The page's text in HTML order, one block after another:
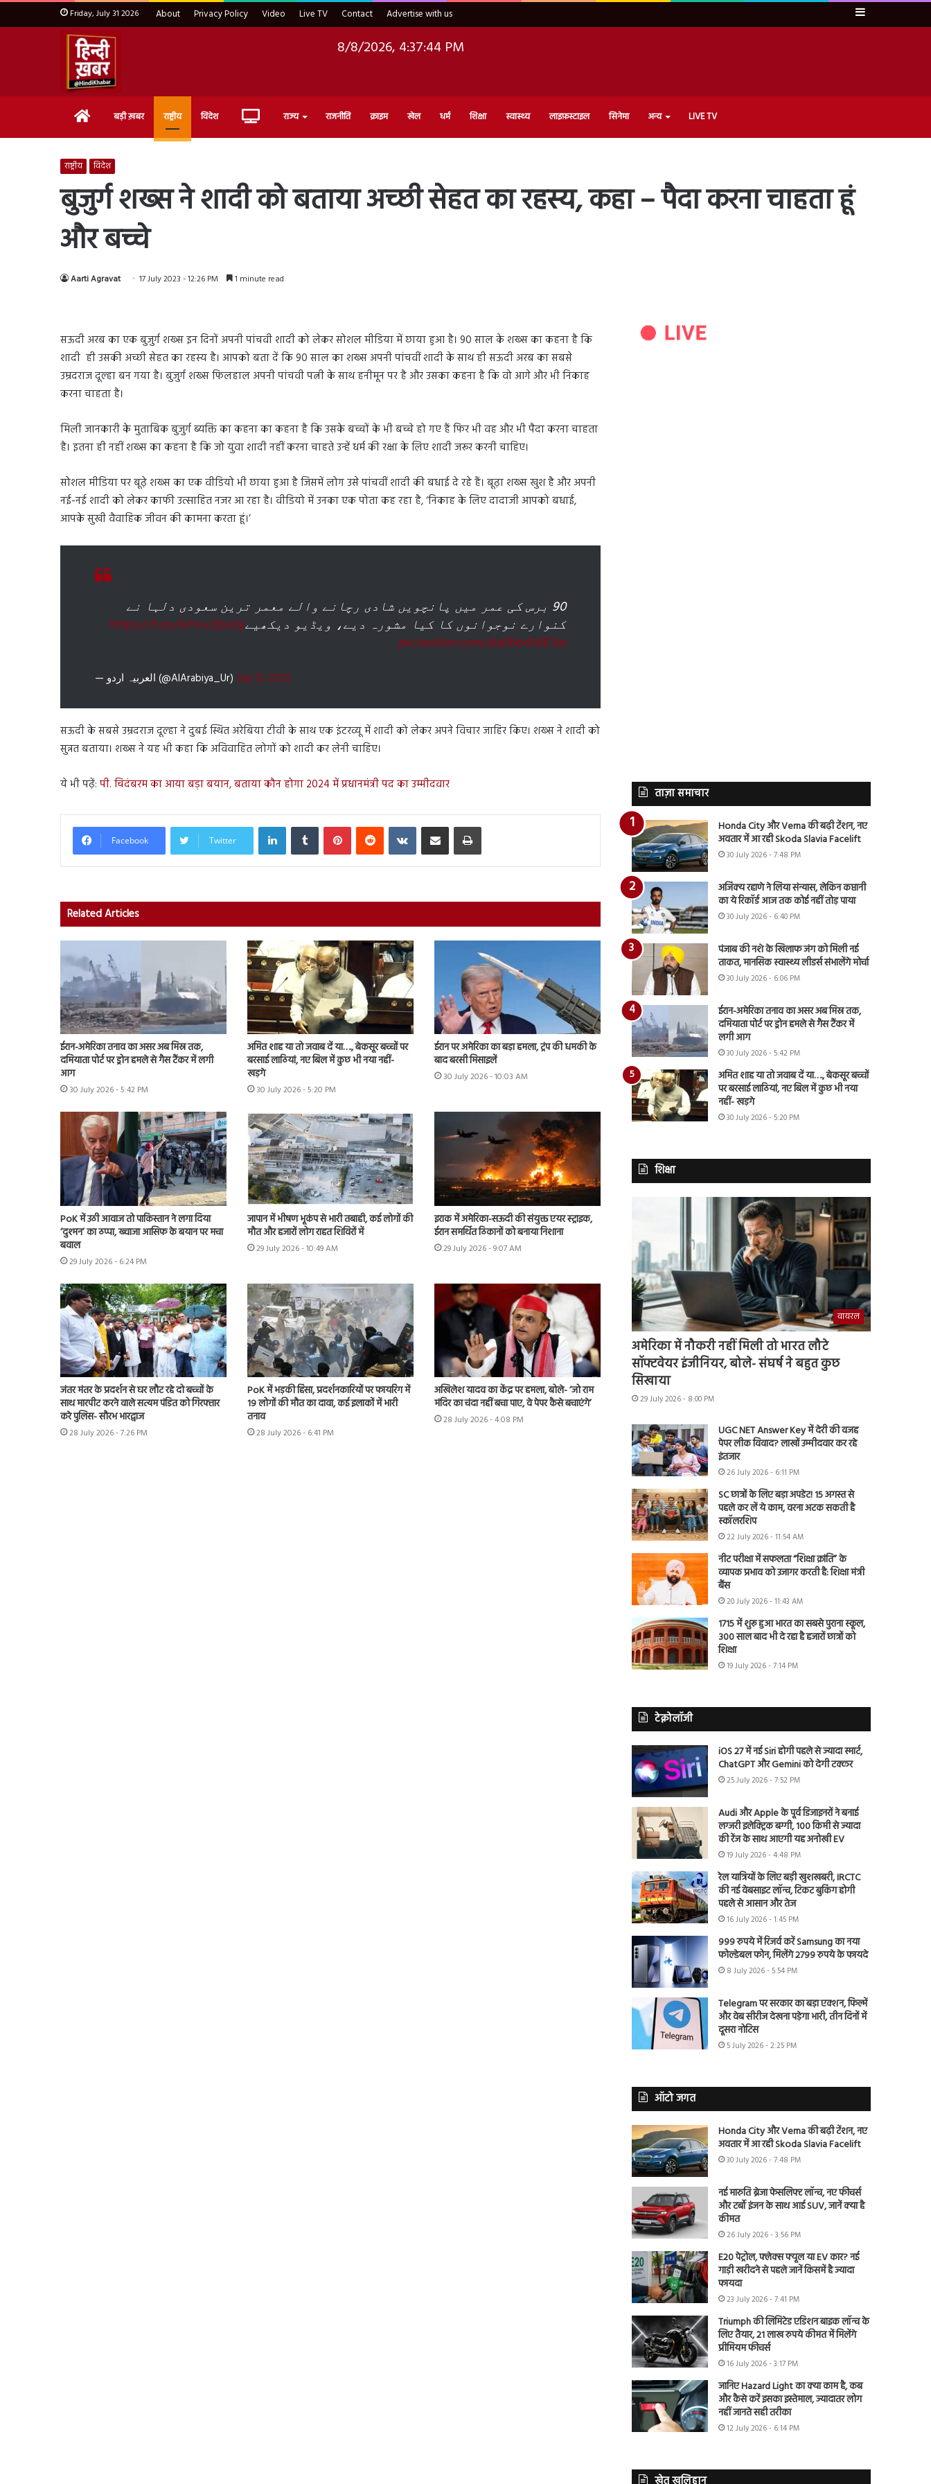
Friday, July 31 2026 About Privacy Policy Video Live TV Contact Advertise with us Sidebar
8/8/2026, 4:37:45 PM
Home बड़ी ख़बर राष्ट्रीय विदेश Live राज्य राजनीति क्राइम खेल धर्म शिक्षा स्वास्थ्य लाइफ़स्टाइल सिनेमा अन्य LIVE TV
राष्ट्रीय विदेश
बुजुर्ग शख्स ने शादी को बताया अच्छी सेहत का रहस्य, कहा – पैदा करना चाहता हूं
और बच्चे
Aarti Agravat 17 July 2023 - 12:26 PM 1 minute read
सऊदी अरब का एक बुजुर्ग शख्स इन दिनों अपनी पांचवी शादी को लेकर सोशल मीडिया में छाया हुआ है। 90 साल के शख्स का कहना है कि
शादी ही उसकी अच्छी सेहत का रहस्य है। आपको बता दें कि 90 साल का शख्स अपनी पांचवीं शादी के साथ ही सऊदी अरब का सबसे
उम्रदराज दूल्हा बन गया है। बुजुर्ग शख्स फिलहाल अपनी पांचवी पत्नी के साथ हनीमून पर है और उसका कहना है कि वो आगे और भी निकाह
करना चाहता है।
मिली जानकारी के मुताबिक बुजुर्ग ब्यक्ति का कहना का कहना है कि उसके बच्चों के भी बच्चे हो गए हैं फिर भी वह और भी पैदा करना चाहता
है। इतना ही नहीं शख्स का कहना है कि जो युवा शादी नहीं करना चाहते उन्हें धर्म की रक्षा के लिए शादी जरूर करनी चाहिए।
सोशल मीडिया पर बूढ़े शख्स का एक वीडियो भी छाया हुआ है जिसमें लोग उसे पांचवीं शादी की बधाई दे रहे हैं। बूढ़ा शख्स खुश है और अपनी
नई-नई शादी को लेकर काफी उत्साहित नजर आ रहा है। वीडियो में उनका एक पोता कह रहा है, ‘निकाह के लिए दादाजी आपको बधाई,
आपके सुखी वैवाहिक जीवन की कामना करता हूं।’
90 برس کی عمر میں پانچویں شادی رچانے والے معمر ترین سعودی دلہا نے
کنوارے نوجوانوں کا کیا مشورہ دیے، ویڈیو دیکھیےhttps://t.co/laYvvZpxUy
pic.twitter.com/da0hb4WE3w
— العربیہ اردو (@AlArabiya_Ur) July 13, 2023
सऊदी के सबसे उम्रदराज दूल्हा ने दुबई स्थित अरेबिया टीवी के साथ एक इंटरव्यू में शादी को लेकर अपने विचार जाहिर किए। शख्स ने शादी को
सुन्नत बताया। शख्स ने यह भी कहा कि अविवाहित लोगों को शादी कर लेनी चाहिए।
ये भी पढ़ें: पी. चिदंबरम का आया बड़ा बयान, बताया कौन होगा 2024 में प्रधानमंत्री पद का उम्मीदवार
Facebook Twitter
LinkedInTumblr PinterestReddit VKontakteShare via Email Print
Related Articles
ईरान-अमेरिका तनाव का असर अब मिस्र तक,
दमियाता पोर्ट पर ड्रोन हमले से गैस टैंकर में लगी
आग
30 July 2026 - 5:42 PM
अमित शाह या तो जवाब दें या…., बेकसूर बच्चों पर
बरसाई लाठियां, नए बिल में कुछ भी नया नहीं-
खड़गे
30 July 2026 - 5:20 PM
ईरान पर अमेरिका का बड़ा हमला, ट्रंप की धमकी के
बाद बरसी मिसाइलें
30 July 2026 - 10:03 AM
PoK में उठी आवाज तो पाकिस्तान ने लगा दिया
‘दुश्मन’ का ठप्पा, ख्वाजा आसिफ के बयान पर मचा
बवाल
29 July 2026 - 6:24 PM
जापान में भीषण भूकंप से भारी तबाही, कई लोगों की
मौत और हजारों लोग राहत शिविरों में
29 July 2026 - 10:49 AM
इराक में अमेरिका-सऊदी की संयुक्त एयर स्ट्राइक,
ईरान समर्थित ठिकानों को बनाया निशाना
29 July 2026 - 9:07 AM
जंतर मंतर के प्रदर्शन से घर लौट रहे दो बच्चों के
साथ मारपीट करने वाले सत्यम पंडित को गिरफ्तार
करे पुलिस- सौरभ भारद्वाज
28 July 2026 - 7:26 PM
PoK में भड़की हिंसा, प्रदर्शनकारियों पर फायरिंग में
19 लोगों की मौत का दावा, कई इलाकों में भारी
तनाव
28 July 2026 - 6:41 PM
अखिलेश यादव का केंद्र पर हमला, बोले- ‘जो राम
मंदिर का चंदा नहीं बचा पाए, वे पेपर कैसे बचाएंगे’
28 July 2026 - 4:08 PM
ताज़ा समाचार
Honda City और Verna की बढ़ी टेंशन, नए
अवतार में आ रही Skoda Slavia Facelift
30 July 2026 - 7:48 PM
अजिंक्य रहाणे ने लिया संन्यास, लेकिन कप्तानी
का ये रिकॉर्ड आज तक कोई नहीं तोड़ पाया
30 July 2026 - 6:40 PM
पंजाब की नशे के खिलाफ जंग को मिली नई
ताकत, मानसिक स्वास्थ्य लीडर्स संभालेंगे मोर्चा
30 July 2026 - 6:06 PM
ईरान-अमेरिका तनाव का असर अब मिस्र तक,
दमियाता पोर्ट पर ड्रोन हमले से गैस टैंकर में
लगी आग
30 July 2026 - 5:42 PM
अमित शाह या तो जवाब दें या…., बेकसूर बच्चों
पर बरसाई लाठियां, नए बिल में कुछ भी नया
नहीं- खड़गे
30 July 2026 - 5:20 PM
शिक्षा
वायरल
अमेरिका में नौकरी नहीं मिली तो भारत लौटे
सॉफ्टवेयर इंजीनियर, बोले- संघर्ष ने बहुत कुछ
सिखाया
29 July 2026 - 8:00 PM
UGC NET Answer Key में देरी की वजह
पेपर लीक विवाद? लाखों उम्मीदवार कर रहे
इंतजार
26 July 2026 - 6:11 PM
SC छात्रों के लिए बड़ा अपडेट! 15 अगस्त से
पहले कर लें ये काम, वरना अटक सकती है
स्कॉलरशिप
22 July 2026 - 11:54 AM
नीट परीक्षा में सफलता “शिक्षा क्रांति” के
व्यापक प्रभाव को उजागर करती है: शिक्षा मंत्री
बैंस
20 July 2026 - 11:43 AM
1715 में शुरू हुआ भारत का सबसे पुराना स्कूल,
300 साल बाद भी दे रहा है हजारों छात्रों को
शिक्षा
19 July 2026 - 7:14 PM
टेक्नोलॉजी
iOS 27 में नई Siri होगी पहले से ज्यादा स्मार्ट,
ChatGPT और Gemini को देगी टक्कर
25 July 2026 - 7:52 PM
Audi और Apple के पूर्व डिजाइनरों ने बनाई
लग्जरी इलेक्ट्रिक बग्गी, 100 किमी से ज्यादा
की रेंज के साथ आएगी यह अनोखी EV
19 July 2026 - 4:48 PM
रेल यात्रियों के लिए बड़ी खुशखबरी, IRCTC
की नई वेबसाइट लॉन्च, टिकट बुकिंग होगी
पहले से आसान और तेज
16 July 2026 - 1:45 PM
999 रुपये में रिजर्व करें Samsung का नया
फोल्डेबल फोन, मिलेंगे 2799 रुपये के फायदे
8 July 2026 - 5:54 PM
Telegram पर सरकार का बड़ा एक्शन, फिल्में
और वेब सीरीज देखना पड़ेगा भारी, तीन दिनों में
दूसरा नोटिस
5 July 2026 - 2:25 PM
ऑटो जगत
Honda City और Verna की बढ़ी टेंशन, नए
अवतार में आ रही Skoda Slavia Facelift
30 July 2026 - 7:48 PM
नई मारुति ब्रेजा फेसलिफ्ट लॉन्च, नए फीचर्स
और टर्बो इंजन के साथ आई SUV, जानें क्या है
कीमत
26 July 2026 - 3:56 PM
E20 पेट्रोल, फ्लेक्स फ्यूल या EV कार? नई
गाड़ी खरीदने से पहले जानें किसमें है ज्यादा
फायदा
23 July 2026 - 7:41 PM
Triumph की लिमिटेड एडिशन बाइक लॉन्च के
लिए तैयार, 21 लाख रुपये कीमत में मिलेंगे
प्रीमियम फीचर्स
16 July 2026 - 3:17 PM
जानिए Hazard Light का क्या काम है, कब
और कैसे करें इसका इस्तेमाल, ज्यादातर लोग
नहीं जानते सही तरीका
12 July 2026 - 6:14 PM